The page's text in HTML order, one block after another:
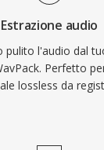
Estrazione audio
pulito l'audio dal
Perfetto
lossless da